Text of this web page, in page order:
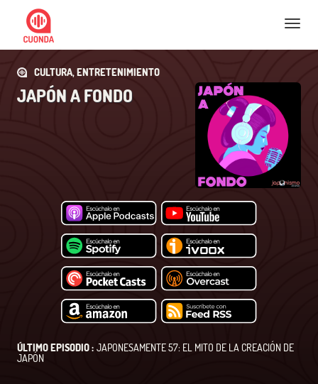
Nav
CULTURA, ENTRETENIMIENTO
JAPÓN A FONDO
ÚLTIMO EPISODIO : JAPONESAMENTE 57: EL MITO DE LA CREACIÓN DE
JAPÓN